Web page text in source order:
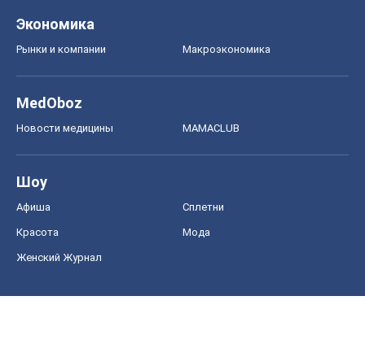
Экономика
Рынки и компании Mакроэкономика
MedOboz
Новости медицины MAMACLUB
Шоу
Афиша Сплетни
Красота Мода
Женский Журнал